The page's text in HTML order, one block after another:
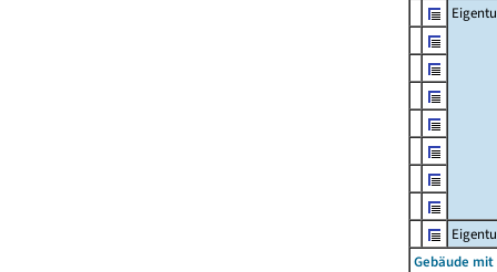
Gebäude